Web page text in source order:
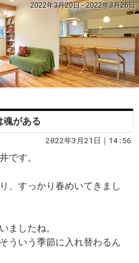
2022年3月20日 - 2022年3月26日
魂がある
2022年3月21日｜14:56
です。
、すっかり春めいてきまし
ましたね。
ういう季節に入れ替わるん